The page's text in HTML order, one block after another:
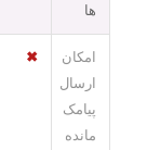
ها
امکان
ارسال
پیامک
مانده
✖